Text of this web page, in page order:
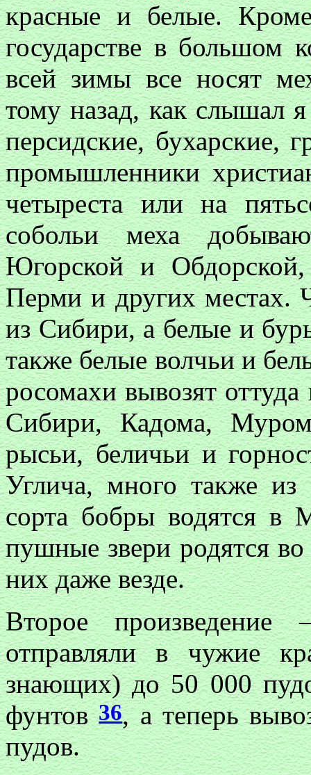
красные и белые.
государстве в большом
всей зимы все носят
тому назад, как слышал
персидские, бухарские,
промышленники
четыреста или на
собольи меха
Югорской и
Перми и других местах.
из Сибири, а белые и
также белые волчьи и
росомахи вывозят
Сибири, Кадома,
рысьи, беличьи и
Углича, много также
сорта бобры водятся в
пушные звери родятся
них даже везде.
Второе
отправляли в чужие
знающих) до 50 000
фунтов36, а теперь
пудов.